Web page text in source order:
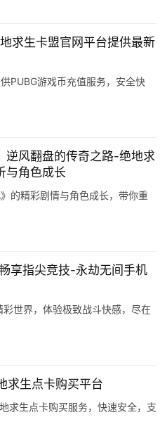
求生卡盟官网平台提供最新
PUBG游戏币充值服务，安全快
逆风翻盘的传奇之路-绝地求
与角色成长
的精彩剧情与角色成长，带你重
享指尖竞技-永劫无间手机
世界，体验极致战斗快感，尽在
求生点卡购买平台
求生点卡购买服务，快速安全，支